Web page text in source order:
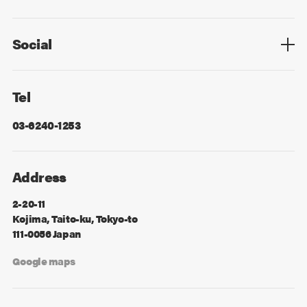
Social
Tel
03-6240-1253
Address
2-20-11
Kojima, Taito-ku, Tokyo-to
111-0056 Japan
Google maps